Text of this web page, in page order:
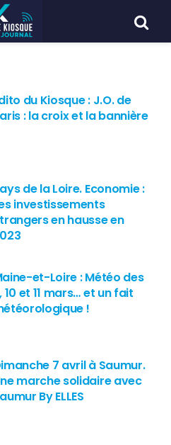
du Kiosque : J.O. de
: la croix et la bannière
de la Loire. Economie :
investissements
en hausse en
et-Loire : Météo des
10 et 11 mars… et un fait
!
7 avril à Saumur.
marche solidaire avec
By ELLES